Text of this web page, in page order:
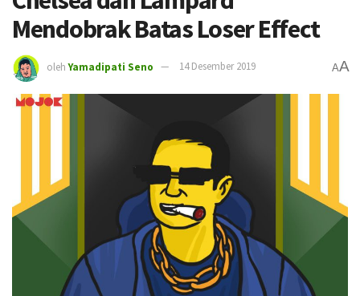
Mendobrak Batas Loser Effect
oleh Yamadipati Seno 14 Desember 2019 AA